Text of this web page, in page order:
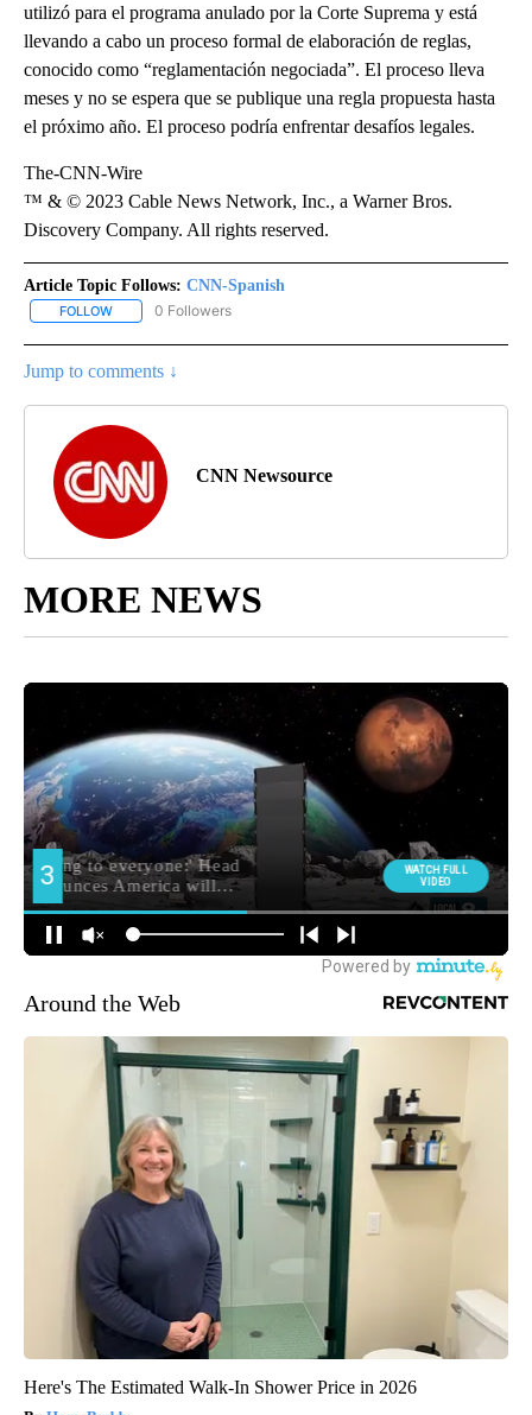
utilizó para el programa anulado por la Corte Suprema y está
llevando a cabo un proceso formal de elaboración de reglas,
conocido como “reglamentación negociada”. El proceso lleva
meses y no se espera que se publique una regla propuesta hasta
el próximo año. El proceso podría enfrentar desafíos legales.
The-CNN-Wire
™ & © 2023 Cable News Network, Inc., a Warner Bros.
Discovery Company. All rights reserved.
Article Topic Follows: CNN-Spanish
FOLLOW FOLLOW "CNN-SPANISH" TO RECEIVE NOTIFICATIONS ABOUT
0 Followers
Jump to comments ↓
CNN Newsource
MORE NEWS
Around the Web
Here's The Estimated Walk-In Shower Price in 2026